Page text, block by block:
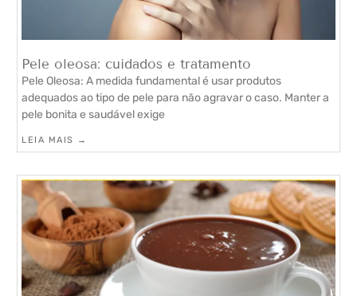
Pele oleosa: cuidados e tratamento
Pele Oleosa: A medida fundamental é usar produtos
adequados ao tipo de pele para não agravar o caso. Manter a
pele bonita e saudável exige
LEIA MAIS →